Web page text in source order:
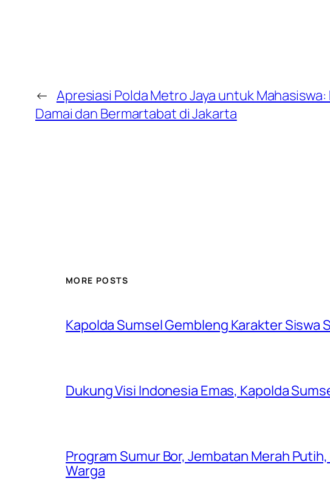
← Apresiasi Polda Metro Jaya untuk
Damai dan Bermartabat di Jakarta
MORE POSTS
Kapolda Sumsel Gembleng Karakter Siswa
Dukung Visi Indonesia Emas, Kapolda
Program Sumur Bor, Jembatan Merah
Warga